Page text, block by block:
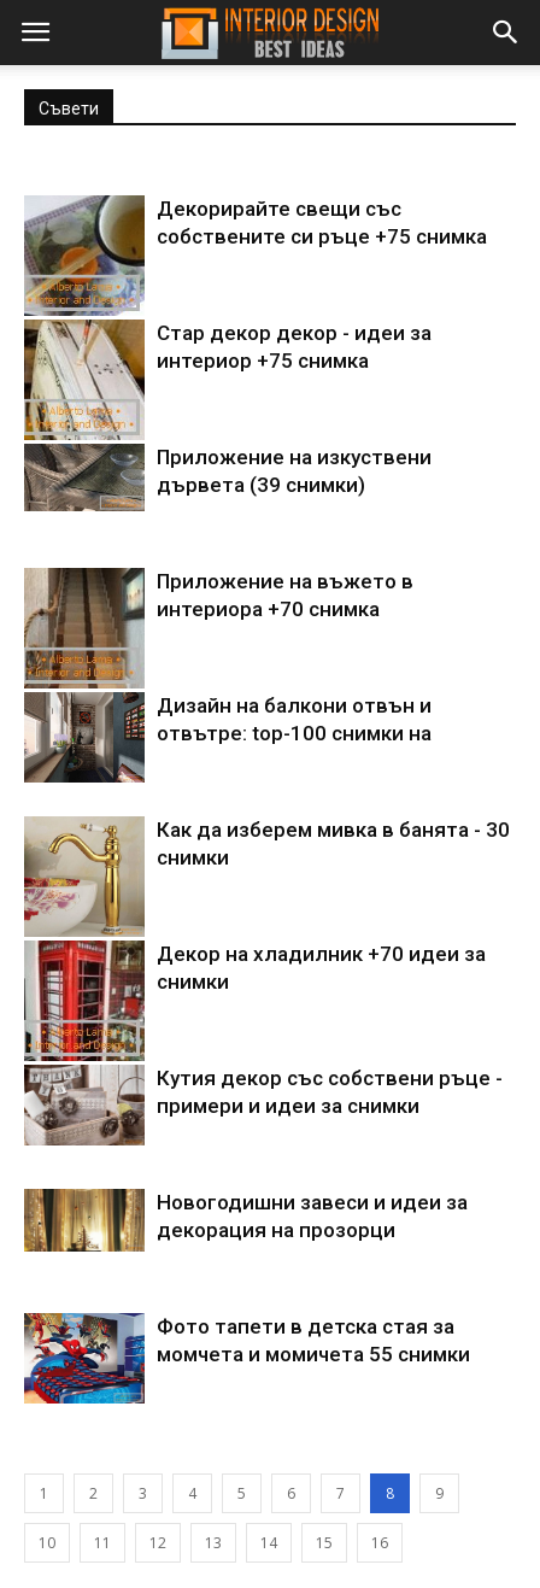
Съвети
Декорирайте свещи със
собствените си ръце +75 снимка
Стар декор декор - идеи за
интериор +75 снимка
Приложение на изкуствени
дървета (39 снимки)
Приложение на въжето в
интериора +70 снимка
Дизайн на балкони отвън и
отвътре: top-100 снимки на
Как да изберем мивка в банята - 30
снимки
Декор на хладилник +70 идеи за
снимки
Кутия декор със собствени ръце -
примери и идеи за снимки
Новогодишни завеси и идеи за
декорация на прозорци
Фото тапети в детска стая за
момчета и момичета 55 снимки
1 2 3 4 5 6 7 8 9
10 11 12 13 14 15 16